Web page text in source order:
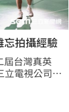
拍攝經驗
屆台灣真英
立電視公司隆
在廣告中大